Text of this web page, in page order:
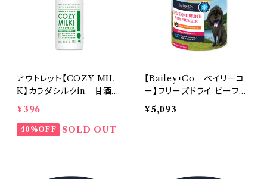
アウトレット【COZY MIL
K】カラダシルクin 甘酒
あまざけ 腎臓ケア 腎臓
病 デトックス
¥396
40%OFF SOLD OUT
【Bailey+Co ベイリーコ
ー】フリーズドライ ビーフ
ボーン ブロス プロバイオテ
ィクス 65g【取寄】
¥5,093